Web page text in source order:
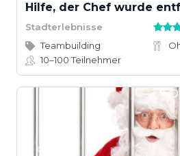
Hilfe, der Chef wurde
Stadterlebnisse
Teambuilding
10–100Teilnehmer